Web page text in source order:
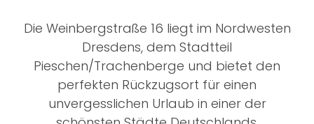
Die Weinbergstraße 16 liegt im Nordwesten
Dresdens, dem Stadtteil
Pieschen/Trachenberge und bietet den
perfekten Rückzugsort für einen
unvergesslichen Urlaub in einer der